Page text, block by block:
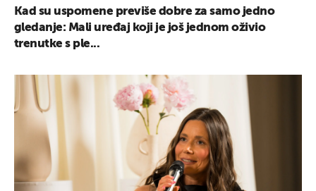
Kad su uspomene previše dobre za samo jedno
gledanje: Mali uređaj koji je još jednom oživio
trenutke s ple...